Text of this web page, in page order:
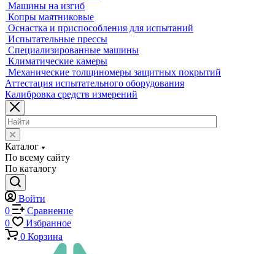
Разрушающий контроль
Универсальные гидравлические разрывные машины
Универсальные электромеханические разрывные
машины
Машины для испытаний на усталость
Машины для испытания пружин
Экстензометры (Измерители деформации)
Системы температурных испытаний
Машины на кручение
Машины на изгиб
Копры маятниковые
Оснастка и приспособления для испытаний
Испытательные прессы
Специализированные машины
Климатические камеры
Механические толщиномеры защитных покрытий
Аттестация испытательного оборудования
Калибровка средств измерений